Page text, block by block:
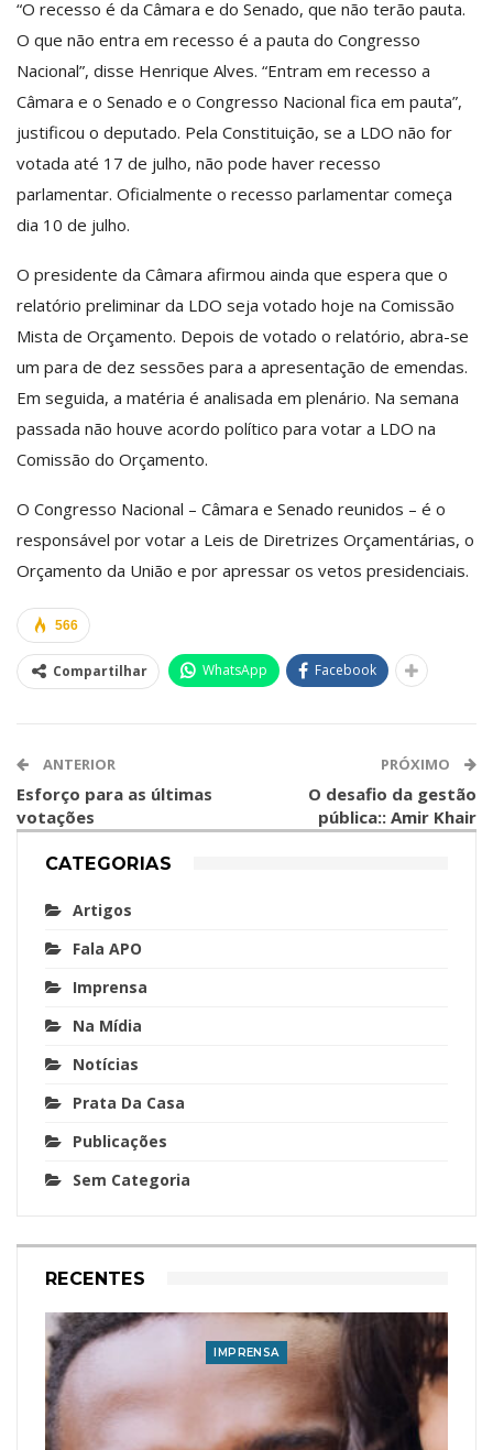
“O recesso é da Câmara e do Senado, que não terão pauta.
O que não entra em recesso é a pauta do Congresso
Nacional”, disse Henrique Alves. “Entram em recesso a
Câmara e o Senado e o Congresso Nacional fica em pauta”,
justificou o deputado. Pela Constituição, se a LDO não for
votada até 17 de julho, não pode haver recesso
parlamentar. Oficialmente o recesso parlamentar começa
dia 10 de julho.
O presidente da Câmara afirmou ainda que espera que o
relatório preliminar da LDO seja votado hoje na Comissão
Mista de Orçamento. Depois de votado o relatório, abra-se
um para de dez sessões para a apresentação de emendas.
Em seguida, a matéria é analisada em plenário. Na semana
passada não houve acordo político para votar a LDO na
Comissão do Orçamento.
O Congresso Nacional – Câmara e Senado reunidos – é o
responsável por votar a Leis de Diretrizes Orçamentárias, o
Orçamento da União e por apressar os vetos presidenciais.
566
Compartilhar WhatsApp Facebook
ANTERIOR
Esforço para as últimas
votações
PRÓXIMO
O desafio da gestão
pública:: Amir Khair
CATEGORIAS
Artigos
Fala APO
Imprensa
Na Mídia
Notícias
Prata Da Casa
Publicações
Sem Categoria
RECENTES
IMPRENSA